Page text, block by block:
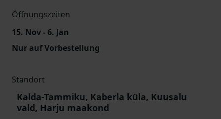
Öffnungszeiten
15. Nov - 6. Jan
Nur auf Vorbestellung
Standort
Kalda-Tammiku, Kaberla küla, Kuusalu
vald, Harju maakond